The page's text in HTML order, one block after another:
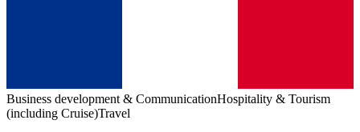
Business development & CommunicationHospitality & Tourism
(including Cruise)Travel